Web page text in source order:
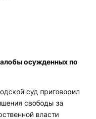
осужденных по
суд приговорил
свободы за
власти